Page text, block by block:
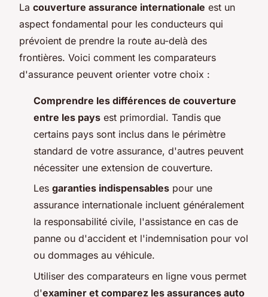
La couverture assurance internationale est un
aspect fondamental pour les conducteurs qui
prévoient de prendre la route au-delà des
frontières. Voici comment les comparateurs
d'assurance peuvent orienter votre choix :
Comprendre les différences de couverture
entre les pays est primordial. Tandis que
certains pays sont inclus dans le périmètre
standard de votre assurance, d'autres peuvent
nécessiter une extension de couverture.
Les garanties indispensables pour une
assurance internationale incluent généralement
la responsabilité civile, l'assistance en cas de
panne ou d'accident et l'indemnisation pour vol
ou dommages au véhicule.
Utiliser des comparateurs en ligne vous permet
d'examiner et comparez les assurances auto